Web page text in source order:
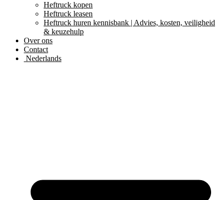
Heftruck kopen
Heftruck leasen
Heftruck huren kennisbank | Advies, kosten, veiligheid
& keuzehulp
Over ons
Contact
Nederlands